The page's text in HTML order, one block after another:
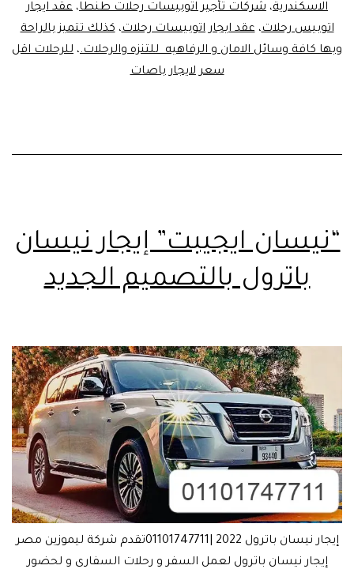
الاسكندرية، شركات تأجير اتوبيسات رحلات طنطا، عقد ايجار
اتوبيس رحلات،عقد ايجار اتوبيسات رحلات،كذلك تتميز بالراحة
وبها كافة وسائل الامان و الرفاهيه للتنزه والرحلات.، للرحلات اقل
سعر لايجار باصات
“نيسان ايجيبت” إيجار نيسان
باترول بالتصميم الجديد
إيجار نيسان باترول 2022 |01101747711تقدم شركة ليموزين مصر
إيجار نيسان باترول لعمل السفر و رحلات السفارى و لحضور